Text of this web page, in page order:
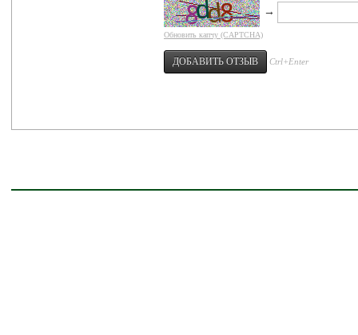
→
Обновить капчу (CAPTCHA)
Ctrl+Enter